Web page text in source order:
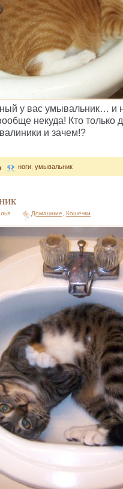
у вас умывальник… и
некуда! Кто только
и зачем!?
ноги умывальник
Домашние Кошечки